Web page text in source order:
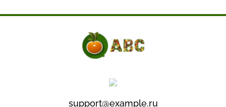
support@example.ru